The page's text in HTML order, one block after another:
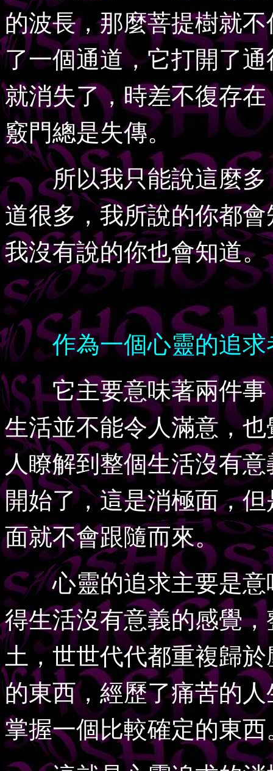
的波長，那麼菩提樹就
了一個通道，它打開了
就消失了，時差不復存
竅門總是失傳。
所以我只能說這麼多
道很多，我所說的你都
我沒有說的你也會知道。
作為一個心靈的追求
它主要意味著兩件事
生活並不能令人滿意，
人瞭解到整個生活沒有
開始了，這是消極面，
面就不會跟隨而來。
心靈的追求主要是意
得生活沒有意義的感覺
土，世世代代都重複歸
的東西，經歷了痛苦的
掌握一個比較確定的東西